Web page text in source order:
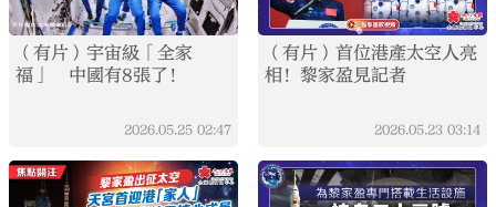
（有片）宇宙級「全家
福」 中國有8張了！
2026.05.25 02:47
（有片）首位港產太空人亮
相！黎家盈見記者
2026.05.23 03:14